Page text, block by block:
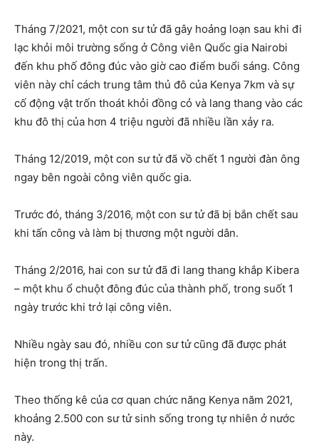
Tháng 7/2021, một con sư tử đã gây hoảng loạn sau khi đi
lạc khỏi môi trường sống ở Công viên Quốc gia Nairobi
đến khu phố đông đúc vào giờ cao điểm buổi sáng. Công
viên này chỉ cách trung tâm thủ đô của Kenya 7km và sự
cố động vật trốn thoát khỏi đồng cỏ và lang thang vào các
khu đô thị của hơn 4 triệu người đã nhiều lần xảy ra.
Tháng 12/2019, một con sư tử đã vồ chết 1 người đàn ông
ngay bên ngoài công viên quốc gia.
Trước đó, tháng 3/2016, một con sư tử đã bị bắn chết sau
khi tấn công và làm bị thương một người dân.
Tháng 2/2016, hai con sư tử đã đi lang thang khắp Kibera
– một khu ổ chuột đông đúc của thành phố, trong suốt 1
ngày trước khi trở lại công viên.
Nhiều ngày sau đó, nhiều con sư tử cũng đã được phát
hiện trong thị trấn.
Theo thống kê của cơ quan chức năng Kenya năm 2021,
khoảng 2.500 con sư tử sinh sống trong tự nhiên ở nước
này.